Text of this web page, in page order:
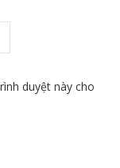
duyệt này cho